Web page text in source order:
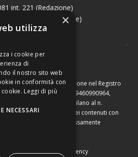
int. 221 (Redazione)
int. 224 (Commerciale)
– Numero di iscrizione nel Registro
Iva e codice fiscale 09460990964,
Amministrativo di Milano al n.
anche parziale, dei contenuti con
la stampa, se non espressamente
| Privacy Policy|Web Agency
×
utilizza
i cookie per
di
il nostro sito web
in conformità con
Leggi di più
NECESSARI